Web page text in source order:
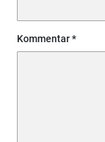
Kommentar